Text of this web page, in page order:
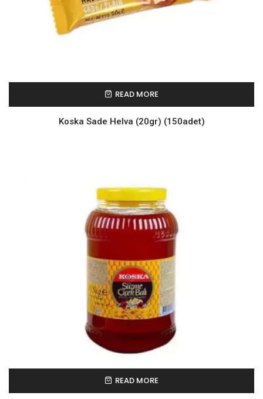
READ MORE
Koska Sade Helva (20gr) (150adet)
READ MORE